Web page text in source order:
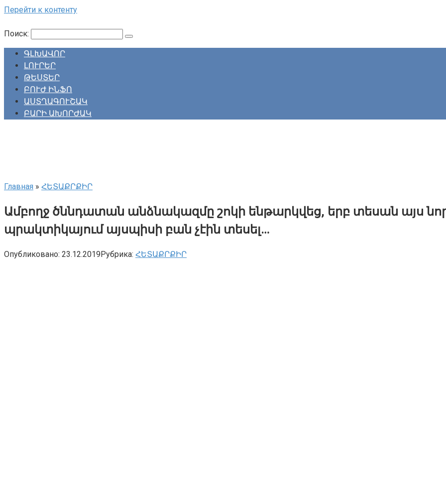
Перейти к контенту
Поиск:
ԳԼԽԱՎՈՐ
ԼՈՒՐԵՐ
ԹԵՍՏԵՐ
ԲՈՒԺ ԻՆՖՈ
ԱՍՏՂԱԳՈՒՇԱԿ
ԲԱՐԻ ԱԽՈՐԺԱԿ
Главная » ՀԵՏԱՔՐՔԻՐ
Ամբողջ ծննդատան անձնակազմը շոկի ենթարկվեց, երբ տեսան այս
պրակտիկայում այսպիսի բան չէին տեսել…
Опубликовано: 23.12.2019Рубрика: ՀԵՏԱՔՐՔԻՐ